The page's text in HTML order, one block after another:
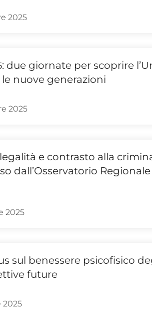
2025
due giornate per scoprire
nuove generazioni
2025
e contrasto alla
dall’Osservatorio
2025
sul benessere psicofisico
future
2025